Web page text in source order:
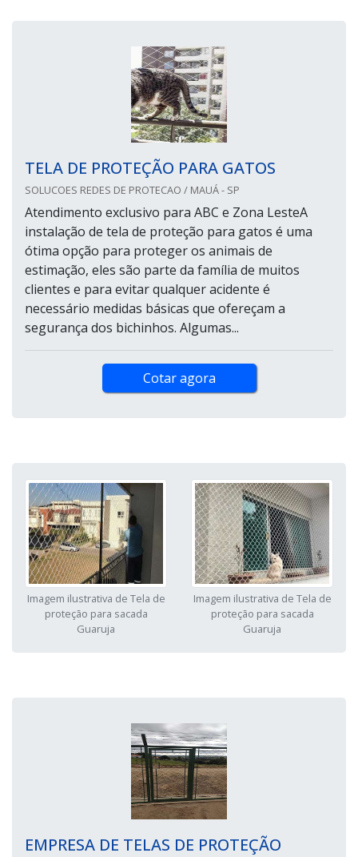
TELA DE PROTEÇÃO PARA GATOS
SOLUCOES REDES DE PROTECAO / MAUÁ - SP
Atendimento exclusivo para ABC e Zona LesteA
instalação de tela de proteção para gatos é uma
ótima opção para proteger os animais de
estimação, eles são parte da família de muitos
clientes e para evitar qualquer acidente é
necessário medidas básicas que ofereçam a
segurança dos bichinhos. Algumas...
Cotar agora
Imagem ilustrativa de Tela de
proteção para sacada
Guaruja
Imagem ilustrativa de Tela de
proteção para sacada
Guaruja
EMPRESA DE TELAS DE PROTEÇÃO